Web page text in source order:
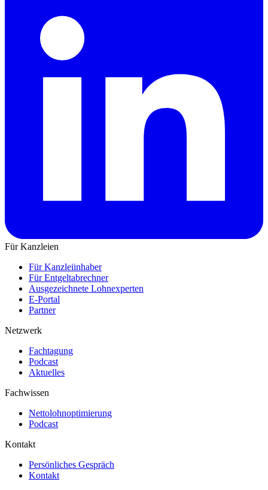
Für Kanzleien
Für Kanzleiinhaber
Für Entgeltabrechner
Ausgezeichnete Lohnexperten
E-Portal
Partner
Netzwerk
Fachtagung
Podcast
Aktuelles
Fachwissen
Nettolohnoptimierung
Podcast
Kontakt
Persönliches Gespräch
Kontakt